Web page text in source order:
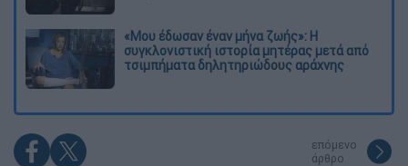
«Μου έδωσαν έναν μήνα ζωής»: Η
συγκλονιστική ιστορία μητέρας μετά από
τσιμπήματα δηλητηριώδους αράχνης
επόμενο
άρθρο